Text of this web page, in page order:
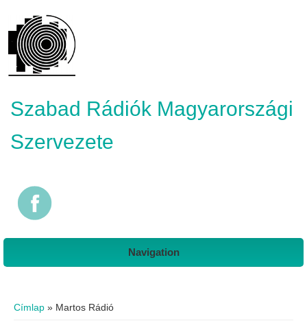
Szabad Rádiók Magyarországi
Szervezete
Navigation
Címlap » Martos Rádió